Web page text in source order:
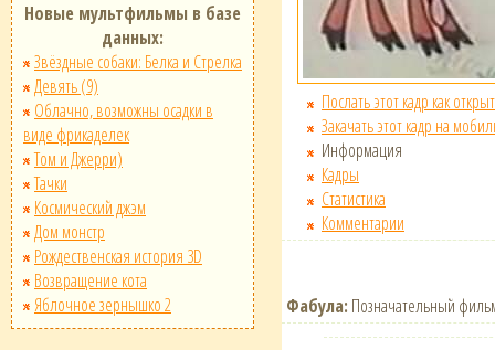
Новые мультфильмы в базе
данных:
Звёздные собаки: Белка и Стрелка
Девять (9)
Облачно, возможны осадки в
виде фрикаделек
Том и Джерри)
Тачки
Космический джэм
Дом монстр
Рождественская история 3D
Возвращение кота
Яблочное зернышко 2
Послать этот кадр как
Закачать этот кадр на
Информация
Кадры
Статистика
Комментарии
Фабула: Позначательный